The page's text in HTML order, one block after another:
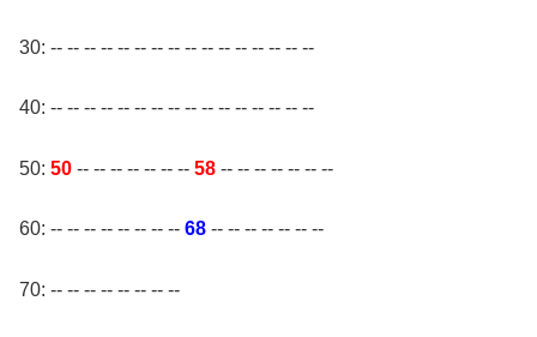
30: -- -- -- -- -- -- -- -- -- -- -- -- -- -- -- --
40: -- -- -- -- -- -- -- -- -- -- -- -- -- -- -- --
50: 50 -- -- -- -- -- -- -- 58 -- -- -- -- -- -- --
60: -- -- -- -- -- -- -- -- 68 -- -- -- -- -- -- --
70: -- -- -- -- -- -- -- --